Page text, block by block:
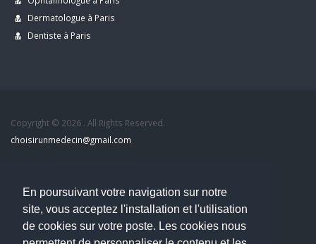
En poursuivant votre navigation sur notre
site, vous acceptez l'installation et l'utilisation
de cookies sur votre poste. Les cookies nous
Dermatologue à Paris
Dentiste à Paris
Copyright © 2026 . All Rights Reserved.
choisirunmedecin@gmail.com
Accueil
Blog